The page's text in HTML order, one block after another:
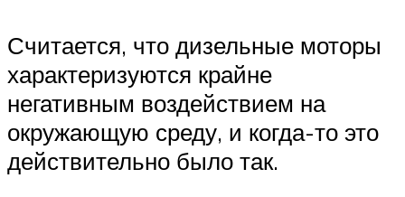
Считается, что дизельные моторы
характеризуются крайне
негативным воздействием на
окружающую среду, и когда-то это
действительно было так.